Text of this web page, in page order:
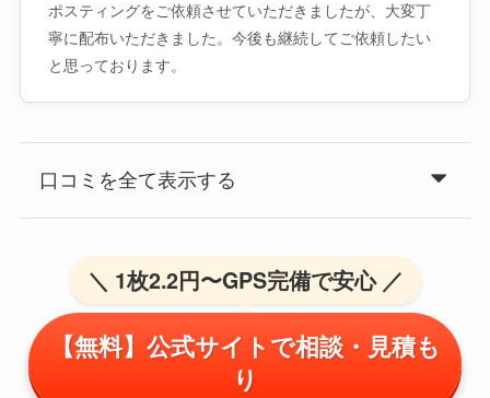
ポスティングをご依頼させていただきましたが、大変丁
寧に配布いただきました。今後も継続してご依頼したい
と思っております。
口コミを全て表示する
＼ 1枚2.2円〜GPS完備で安心 ／
【無料】公式サイトで相談・見積も
り